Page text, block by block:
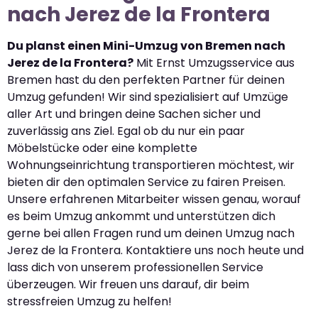
nach Jerez de la Frontera
Du planst einen Mini-Umzug von Bremen nach
Jerez de la Frontera? Mit Ernst Umzugsservice aus
Bremen hast du den perfekten Partner für deinen
Umzug gefunden! Wir sind spezialisiert auf Umzüge
aller Art und bringen deine Sachen sicher und
zuverlässig ans Ziel. Egal ob du nur ein paar
Möbelstücke oder eine komplette
Wohnungseinrichtung transportieren möchtest, wir
bieten dir den optimalen Service zu fairen Preisen.
Unsere erfahrenen Mitarbeiter wissen genau, worauf
es beim Umzug ankommt und unterstützen dich
gerne bei allen Fragen rund um deinen Umzug nach
Jerez de la Frontera. Kontaktiere uns noch heute und
lass dich von unserem professionellen Service
überzeugen. Wir freuen uns darauf, dir beim
stressfreien Umzug zu helfen!